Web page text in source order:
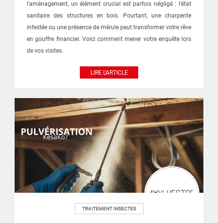
l'aménagement, un élément crucial est parfois négligé : l'état
sanitaire des structures en bois. Pourtant, une charpente
infestée ou une présence de mérule peut transformer votre rêve
en gouffre financier. Voici comment mener votre enquête lors
de vos visites.
LIRE L'ARTICLE
TRAITEMENT INSECTES